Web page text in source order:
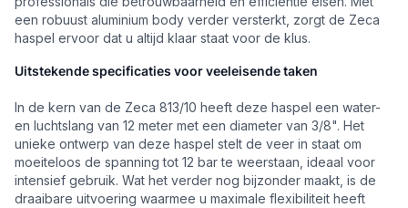
een robuust aluminium body verder versterkt, zorgt de Zeca
haspel ervoor dat u altijd klaar staat voor de klus.
Uitstekende specificaties voor veeleisende taken
In de kern van de Zeca 813/10 heeft deze haspel een water-
en luchtslang van 12 meter met een diameter van 3/8". Het
unieke ontwerp van deze haspel stelt de veer in staat om
moeiteloos de spanning tot 12 bar te weerstaan, ideaal voor
intensief gebruik. Wat het verder nog bijzonder maakt, is de
draaibare uitvoering waarmee u maximale flexibiliteit heeft